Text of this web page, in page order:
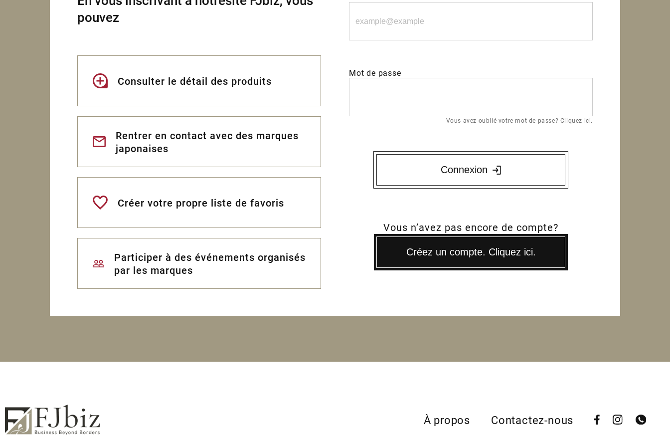
pouvez
Consulter le détail des produits
Rentrer en contact avec des marques
japonaises
Créer votre propre liste de favoris
Participer à des événements organisés
par les marques
Mot de passe
Vous avez oublié votre mot de passe? Cliquez ici.
Connexion
Vous n’avez pas encore de compte?
Créez un compte. Cliquez ici.
À propos Contactez-nous